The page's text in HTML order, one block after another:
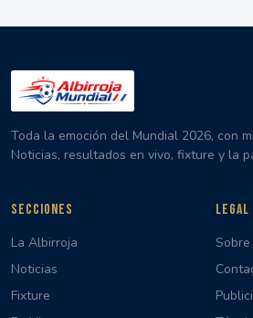
Toda la emoción del Mundial 2026, con
Noticias, resultados en vivo, fixture y la
SECCIONES
La Albirroja
Noticias
Fixture
LEGAL